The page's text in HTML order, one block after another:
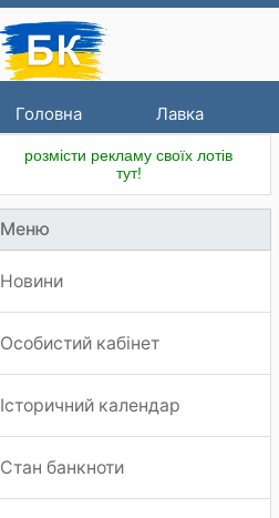
Головна Лавка
розмісти рекламу своїх лотів
тут!
Меню
Новини
Особистий кабінет
Історичний календар
Стан банкноти